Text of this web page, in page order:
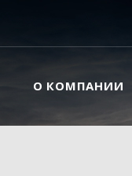
О КОМПАНИИ